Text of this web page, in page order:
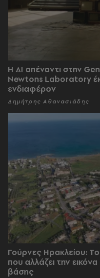
Η AI απέναντι στην
Newtons Laboratory
ενδιαφέρον
Δημήτρης Αθανασιάδης
Γούρνες Ηρακλείου:
που αλλάζει την
βάσης